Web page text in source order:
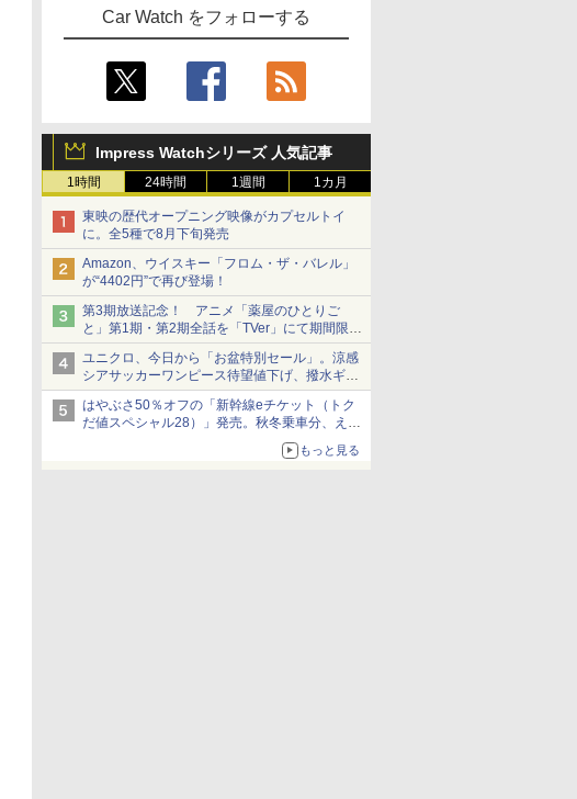
Car Watch をフォローする
Impress Watchシリーズ 人気記事
1時間 24時間 1週間 1カ月
東映の歴代オープニング映像がカプセルトイ
に。全5種で8月下旬発売
Amazon、ウイスキー「フロム・ザ・バレル」
が“4402円”で再び登場！
第3期放送記念！ アニメ「薬屋のひとりご
と」第1期・第2期全話を「TVer」にて期間限定
で順次無料配信開始
ユニクロ、今日から「お盆特別セール」。涼感
シアサッカーワンピース待望値下げ、撥水ギア
ショーツは1990円に
はやぶさ50％オフの「新幹線eチケット（トク
だ値スペシャル28）」発売。秋冬乗車分、えき
もっと見る